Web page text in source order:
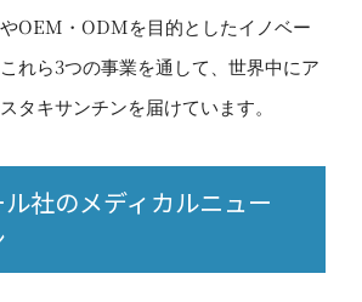
OEM・ODMを目的としたイノベー
れら3つの事業を通して、世界中にア
タキサンチンを届けています。
社のメディカルニュー